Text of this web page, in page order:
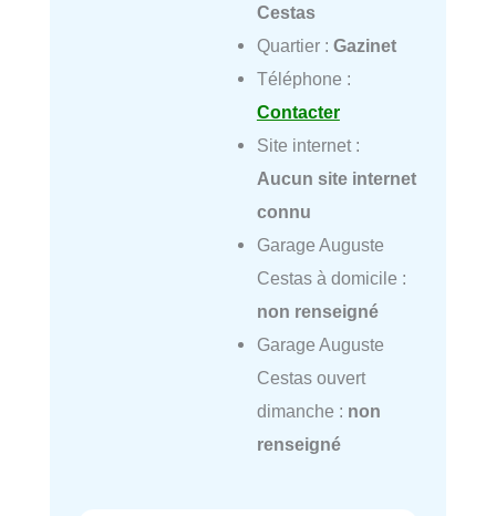
Cestas
Quartier : Gazinet
Téléphone :
Contacter
Site internet :
Aucun site internet
connu
Garage Auguste
Cestas à domicile :
non renseigné
Garage Auguste
Cestas ouvert
dimanche : non
renseigné